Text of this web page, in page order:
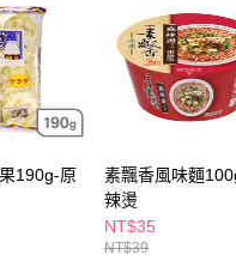
」的支付方式。 讓您購物簡單
值。
帳。
將跳轉至「AFTEE先享後付」
完成結帳。
。
190g-原
素飄香風味麵
辣燙
NT$35
NT$39